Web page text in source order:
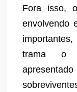
Fora isso,
envolvendo
trama o